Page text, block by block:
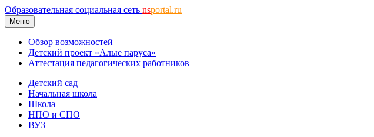
Образовательная социальная сеть nsportal.ru
Меню
Обзор возможностей
Детский проект «Алые паруса»
Аттестация педагогических работников
Детский сад
Начальная школа
Школа
НПО и СПО
ВУЗ